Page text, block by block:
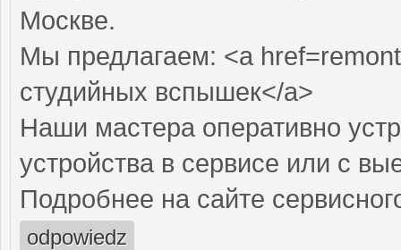
Москве.
Мы предлагаем: <a
студийных вспышек</a>
Наши мастера оперативно
устройства в сервисе или с
Подробнее на сайте
odpowiedz